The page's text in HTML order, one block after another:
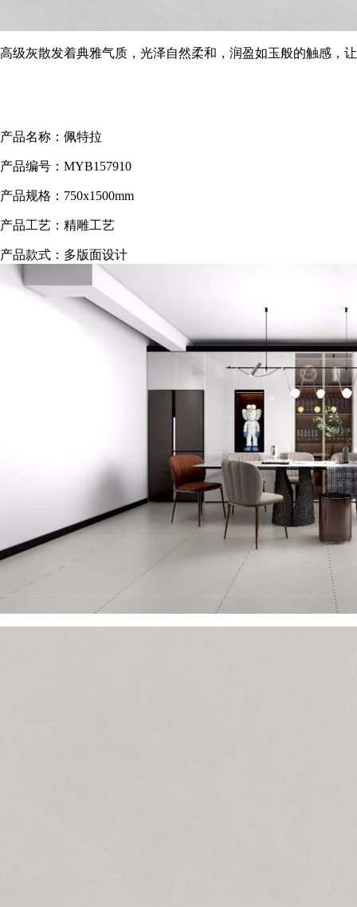
高级灰散发着典雅气质，光泽自然柔和，润盈如玉般的触感，
产品名称：佩特拉
产品编号：MYB157910
产品规格：750x1500mm
产品工艺：精雕工艺
产品款式：多版面设计